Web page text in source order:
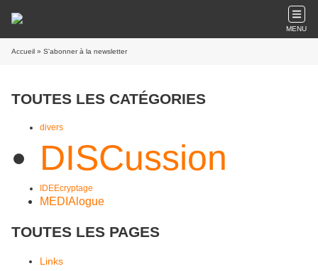
MENU
Accueil » S'abonner à la newsletter
TOUTES LES CATÉGORIES
divers
DISCussion
IDEEcryptage
MEDIAlogue
TOUTES LES PAGES
Links